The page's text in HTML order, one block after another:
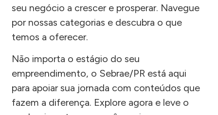
seu negócio a crescer e prosperar. Navegue
por nossas categorias e descubra o que
temos a oferecer.
Não importa o estágio do seu
empreendimento, o Sebrae/PR está aqui
para apoiar sua jornada com conteúdos que
fazem a diferença. Explore agora e leve o